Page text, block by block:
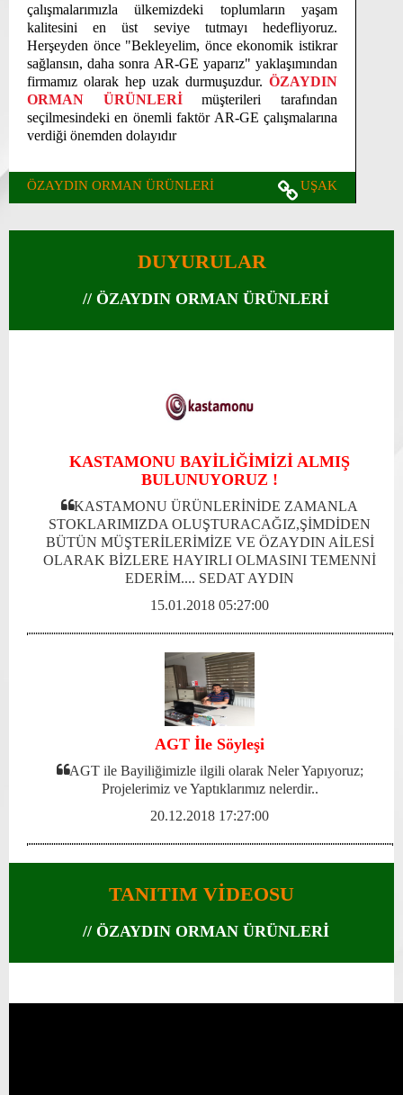
çalışmalarımızla ülkemizdeki toplumların yaşam
kalitesini en üst seviye tutmayı hedefliyoruz.
Herşeyden önce "Bekleyelim, önce ekonomik istikrar
sağlansın, daha sonra AR-GE yaparız" yaklaşımından
firmamız olarak hep uzak durmuşuzdur. ÖZAYDIN
ORMAN ÜRÜNLERİmüşterileri tarafından
seçilmesindeki en önemli faktör AR-GE çalışmalarına
verdiği önemden dolayıdır
ÖZAYDIN ORMAN ÜRÜNLERİ UŞAK
DUYURULAR
// ÖZAYDIN ORMAN ÜRÜNLERİ
KASTAMONU BAYİLİĞİMİZİ ALMIŞ
BULUNUYORUZ !
KASTAMONU ÜRÜNLERİNİDE ZAMANLA
STOKLARIMIZDA OLUŞTURACAĞIZ,ŞİMDİDEN
BÜTÜN MÜŞTERİLERİMİZE VE ÖZAYDIN AİLESİ
OLARAK BİZLERE HAYIRLI OLMASINI TEMENNİ
EDERİM.... SEDAT AYDIN
15.01.2018 05:27:00
AGT İle Söyleşi
AGT ile Bayiliğimizle ilgili olarak Neler Yapıyoruz;
Projelerimiz ve Yaptıklarımız nelerdir..
20.12.2018 17:27:00
TANITIM VİDEOSU
// ÖZAYDIN ORMAN ÜRÜNLERİ